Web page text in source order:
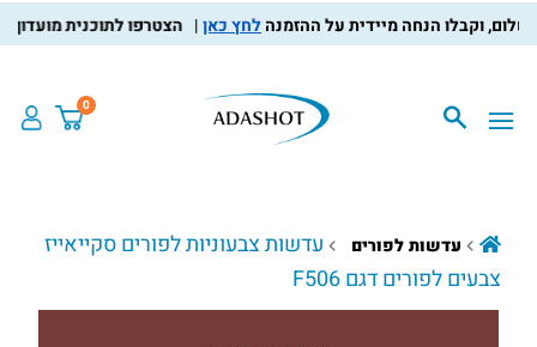
לחץ כאן הצטרפו לתוכנית מועדון
0
עדשות לפורים
עדשות צבעוניות לפורים סקייאייז
צבעים לפורים דגם F506